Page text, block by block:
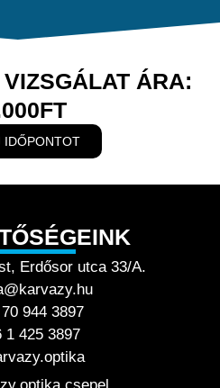
ÁRA:
IDŐPONTOT
Erdősor utca 33/A.
944 3897
1 425 3897